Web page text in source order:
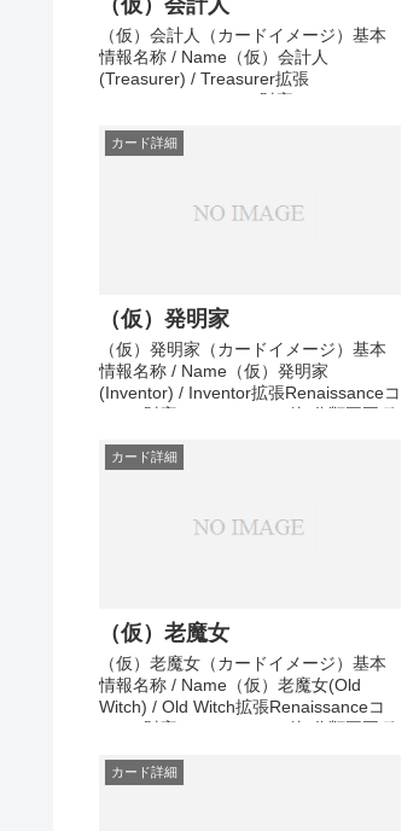
（仮）会計人
（仮）会計人（カードイメージ）基本
情報名称 / Name（仮）会計人
(Treasurer) / Treasurer拡張
Renaissanceコスト (財宝)5コスト (そ
中その他メモ準備中
カード詳細
（仮）発明家
（仮）発明家（カードイメージ）基本
情報名称 / Name（仮）発明家
(Inventor) / Inventor拡張Renaissanceコ
スト (財宝)4コスト (その他)分類王国種
備中
カード詳細
（仮）老魔女
（仮）老魔女（カードイメージ）基本
情報名称 / Name（仮）老魔女(Old
Witch) / Old Witch拡張Renaissanceコ
スト (財宝)5コスト (その他)分類王国種
の他メモ準備中
カード詳細